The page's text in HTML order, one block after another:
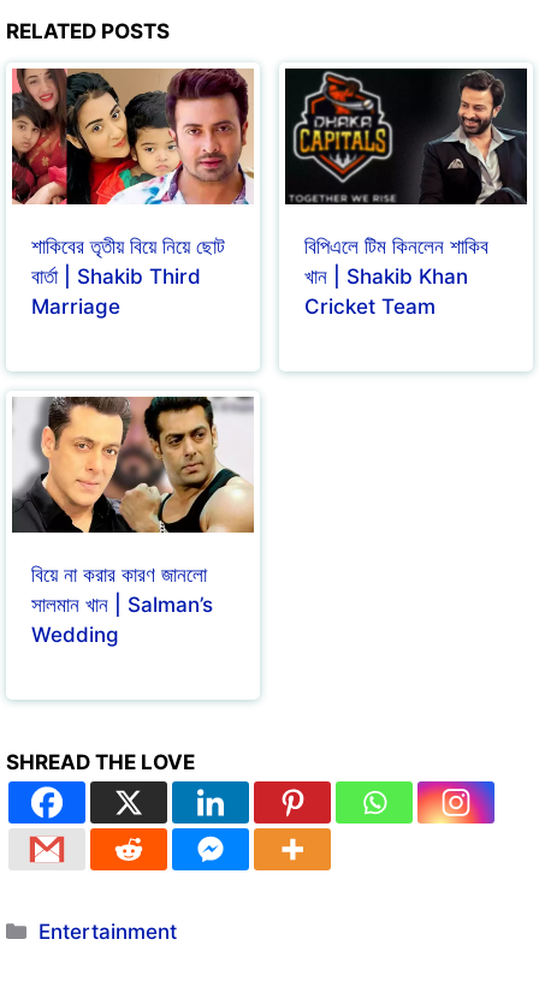
RELATED POSTS
শাকিবের তৃতীয় বিয়ে নিয়ে ছোট
বার্তা | Shakib Third
Marriage
বিপিএলে টিম কিনলেন শাকিব
খান | Shakib Khan
Cricket Team
বিয়ে না করার কারণ জানলো
সালমান খান | Salman’s
Wedding
SHREAD THE LOVE
Entertainment